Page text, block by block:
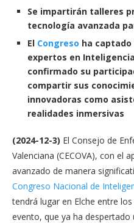
Se impartirán talleres
tecnología avanzada
El Congreso ha
expertos en
confirmado su
compartir sus
innovadoras como
realidades inmersivas
(2024-12-3) El Consejo de
Valenciana (CECOVA), con el
avanzado de manera
Congreso Nacional de
tendrá lugar en Elche entre
evento, que ya ha